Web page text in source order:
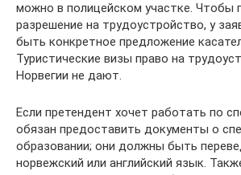
можно в полицейском участке. Чтобы
разрешение на трудоустройство, у
быть конкретное предложение
Туристические визы право на
Норвегии не дают.
Если претендент хочет работать по
обязан предоставить документы о
образовании; они должны быть
норвежский или английский язык.